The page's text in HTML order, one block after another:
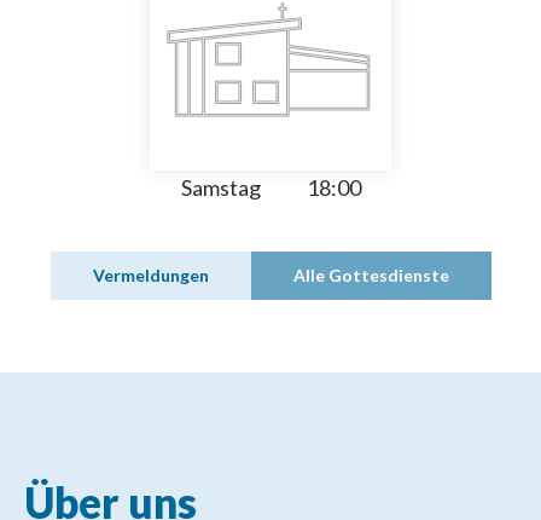
Samstag 18:00
Vermeldungen Alle Gottesdienste
Über uns